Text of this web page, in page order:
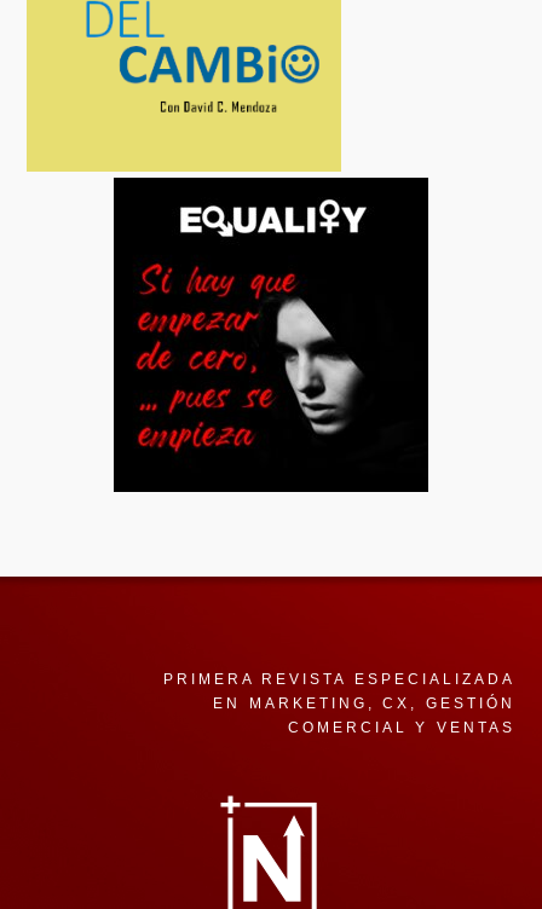
PRIMERA REVISTA ESPECIALIZADA
EN MARKETING, CX, GESTIÓN
COMERCIAL Y VENTAS